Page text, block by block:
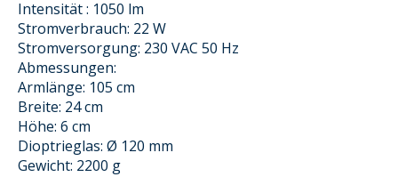
Intensität : 1050 lm
Stromverbrauch: 22 W
Stromversorgung: 230 VAC 50 Hz
Abmessungen:
Armlänge: 105 cm
Breite: 24 cm
Höhe: 6 cm
Dioptrieglas: Ø 120 mm
Gewicht: 2200 g